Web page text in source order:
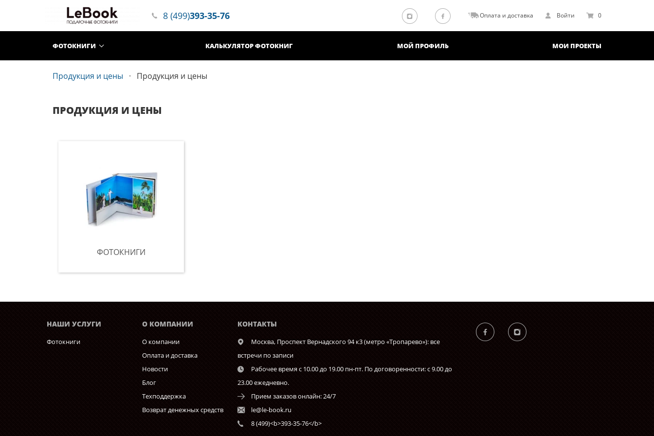
8 (499)393-35-76 Оплата и доставка Войти 0
ФОТОКНИГИ КАЛЬКУЛЯТОР ФОТОКНИГ МОЙ ПРОФИЛЬ МОИ ПРОЕКТЫ
Продукция и цены Продукция и цены
ПРОДУКЦИЯ И ЦЕНЫ
ФОТОКНИГИ
НАШИ УСЛУГИ
Фотокниги
О КОМПАНИИ
О компании
Оплата и доставка
Новости
Блог
Техподдержка
Возврат денежных средств
КОНТАКТЫ
Москва, Проспект Вернадского 94 к3 (метро «Тропарево»): все
встречи по записи
Рабочее время с 10.00 до 19.00 пн-пт. По договоренности: с 9.00 до
23.00 ежедневно.
Прием заказов онлайн: 24/7
le@le-book.ru
8 (499)<b>393-35-76</b>